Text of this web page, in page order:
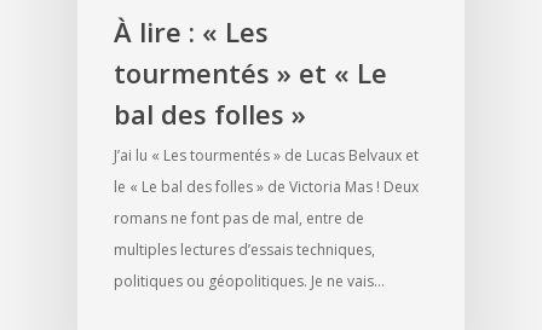
À lire : « Les
tourmentés » et « Le
bal des folles »
J’ai lu « Les tourmentés » de Lucas Belvaux et
le « Le bal des folles » de Victoria Mas ! Deux
romans ne font pas de mal, entre de
multiples lectures d’essais techniques,
politiques ou géopolitiques. Je ne vais…